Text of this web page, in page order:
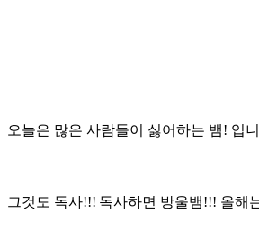
오늘은 많은 사람들이 싫어하는 뱀! 입
그것도 독사!!! 독사하면 방울뱀!!! 올해